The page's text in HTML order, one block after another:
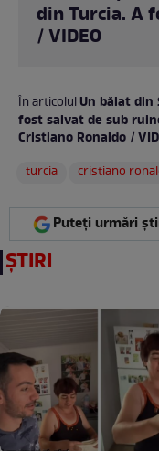
din Turcia. A
/ VIDEO
În articolulUn băiat din
fost salvat de sub
Cristiano Ronaldo /
turcia
cristiano
Puteți urmări
ȘTIRI